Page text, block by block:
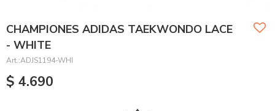
CHAMPIONES ADIDAS TAEKWONDO LACE
- WHITE
ADJS1194-WHI
$ 4.690